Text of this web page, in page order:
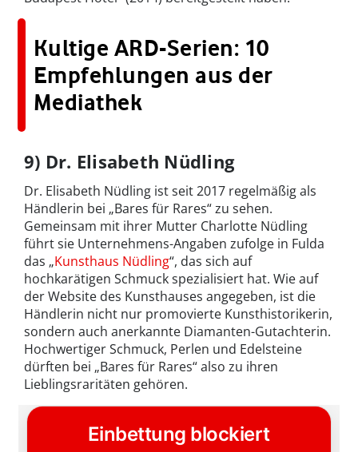
Kultige ARD-Serien: 10
Empfehlungen aus der
Mediathek
9) Dr. Elisabeth Nüdling
Dr. Elisabeth Nüdling ist seit 2017 regelmäßig als
Händlerin bei „Bares für Rares“ zu sehen.
Gemeinsam mit ihrer Mutter Charlotte Nüdling
führt sie Unternehmens-Angaben zufolge in Fulda
das „Kunsthaus Nüdling“, das sich auf
hochkarätigen Schmuck spezialisiert hat. Wie auf
der Website des Kunsthauses angegeben, ist die
Händlerin nicht nur promovierte Kunsthistorikerin,
sondern auch anerkannte Diamanten-Gutachterin.
Hochwertiger Schmuck, Perlen und Edelsteine
dürften bei „Bares für Rares“ also zu ihren
Lieblingsraritäten gehören.